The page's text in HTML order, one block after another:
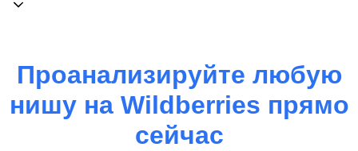
Проанализируйте любую
нишу на Wildberries прямо
сейчас